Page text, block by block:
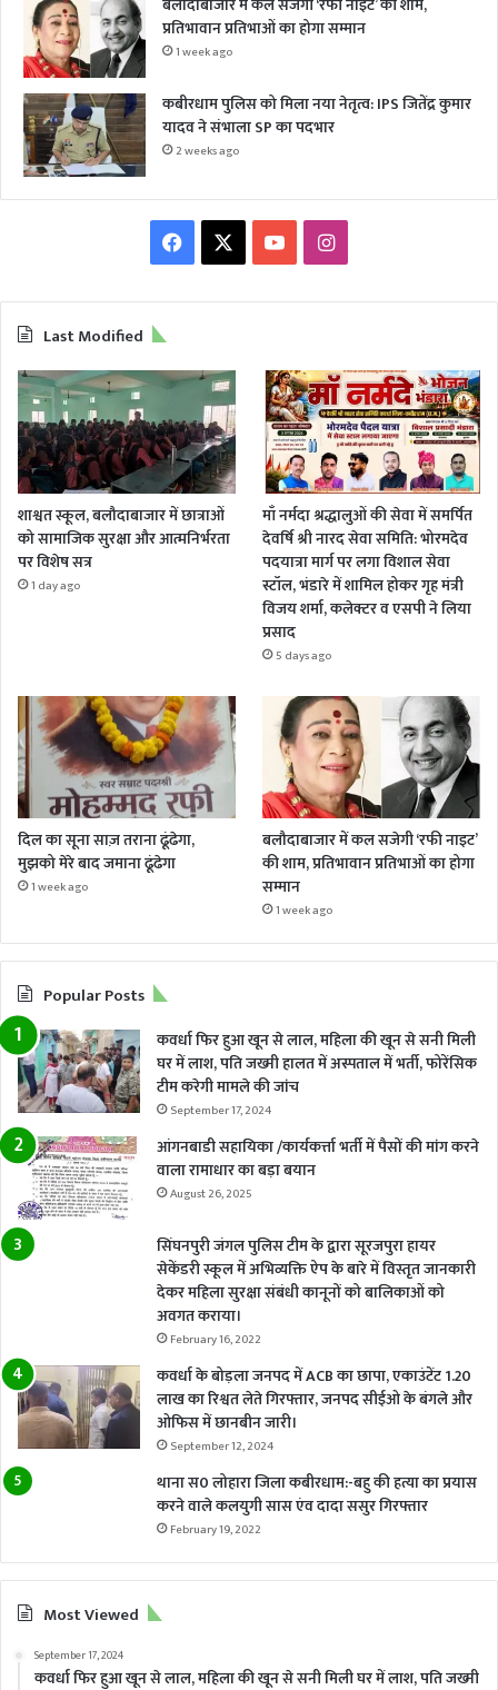
बलौदाबाजार में कल सजेगी ‘रफी नाइट’ की शाम,
प्रतिभावान प्रतिभाओं का होगा सम्मान
1 week ago
कबीरधाम पुलिस को मिला नया नेतृत्व: IPS जितेंद्र कुमार
यादव ने संभाला SP का पदभार
2 weeks ago
Facebook YouTubeInstagram
Last Modified
शाश्वत स्कूल, बलौदाबाजार में छात्राओं
को सामाजिक सुरक्षा और आत्मनिर्भरता
पर विशेष सत्र
1 day ago
माँ नर्मदा श्रद्धालुओं की सेवा में समर्पित
देवर्षि श्री नारद सेवा समिति: भोरमदेव
पदयात्रा मार्ग पर लगा विशाल सेवा
स्टॉल, भंडारे में शामिल होकर गृह मंत्री
विजय शर्मा, कलेक्टर व एसपी ने लिया
प्रसाद
5 days ago
दिल का सूना साज़ तराना ढूंढेगा,
मुझको मेरे बाद जमाना ढूंढेगा
1 week ago
बलौदाबाजार में कल सजेगी ‘रफी नाइट’
की शाम, प्रतिभावान प्रतिभाओं का होगा
सम्मान
1 week ago
Popular Posts
कवर्धा फिर हुआ खून से लाल, महिला की खून से सनी मिली
घर में लाश, पति जख्मी हालत में अस्पताल में भर्ती, फोरेंसिक
टीम करेगी मामले की जांच
September 17, 2024
आंगनबाडी सहायिका /कार्यकर्त्ता भर्ती में पैसों की मांग करने
वाला रामाधार का बड़ा बयान
August 26, 2025
सिंघनपुरी जंगल पुलिस टीम के द्वारा सूरजपुरा हायर
सेकेंडरी स्कूल में अभिव्यक्ति ऐप के बारे में विस्तृत जानकारी
देकर महिला सुरक्षा संबंधी कानूनों को बालिकाओं को
अवगत कराया।
February 16, 2022
कवर्धा के बोड़ला जनपद में ACB का छापा, एकाउंटेंट 1.20
लाख का रिश्वत लेते गिरफ्तार, जनपद सीईओ के बंगले और
ओफिस में छानबीन जारी।
September 12, 2024
थाना स0 लोहारा जिला कबीरधाम:-बहु की हत्या का प्रयास
करने वाले कलयुगी सास एंव दादा ससुर गिरफ्तार
February 19, 2022
Most Viewed
September 17, 2024
कवर्धा फिर हुआ खून से लाल, महिला की खून से सनी मिली घर में लाश, पति जख्मी